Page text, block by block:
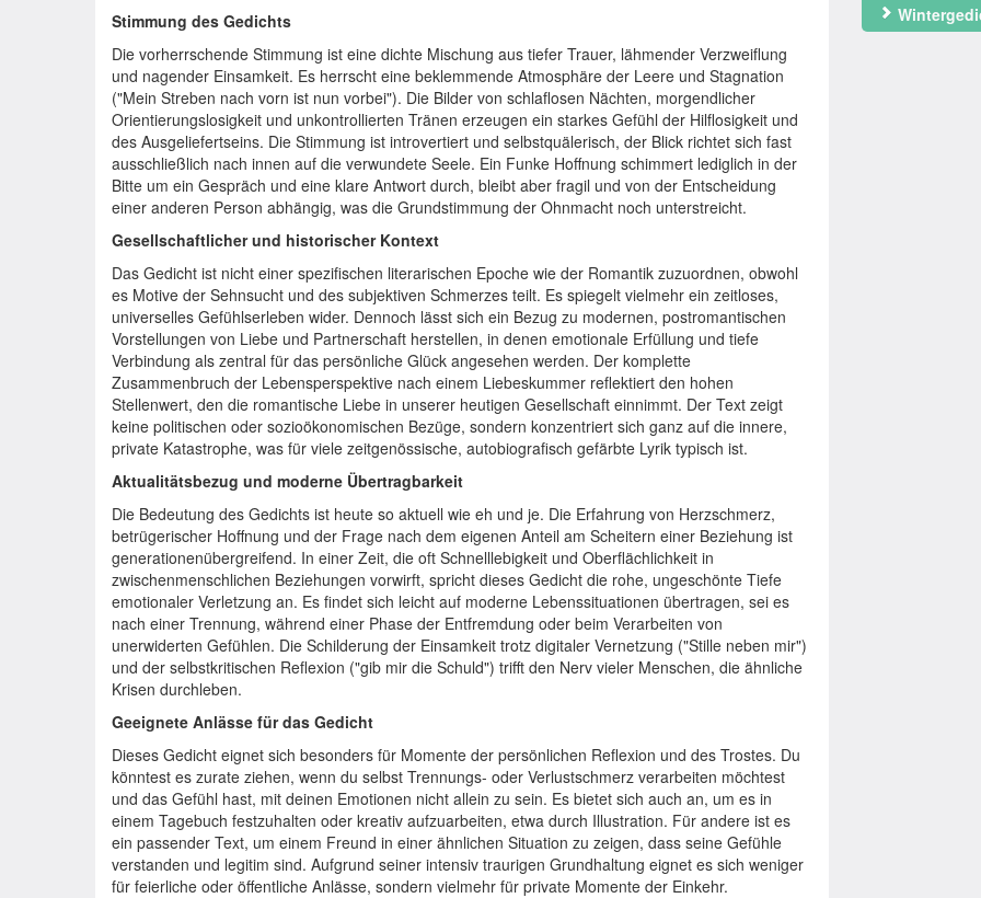
Stimmung des Gedichts
Die vorherrschende Stimmung ist eine dichte Mischung aus tiefer Trauer, lähmender Verzweiflung
und nagender Einsamkeit. Es herrscht eine beklemmende Atmosphäre der Leere und Stagnation
("Mein Streben nach vorn ist nun vorbei"). Die Bilder von schlaflosen Nächten, morgendlicher
Orientierungslosigkeit und unkontrollierten Tränen erzeugen ein starkes Gefühl der Hilflosigkeit und
des Ausgeliefertseins. Die Stimmung ist introvertiert und selbstquälerisch, der Blick richtet sich fast
ausschließlich nach innen auf die verwundete Seele. Ein Funke Hoffnung schimmert lediglich in der
Bitte um ein Gespräch und eine klare Antwort durch, bleibt aber fragil und von der Entscheidung
einer anderen Person abhängig, was die Grundstimmung der Ohnmacht noch unterstreicht.
Gesellschaftlicher und historischer Kontext
Das Gedicht ist nicht einer spezifischen literarischen Epoche wie der Romantik zuzuordnen, obwohl
es Motive der Sehnsucht und des subjektiven Schmerzes teilt. Es spiegelt vielmehr ein zeitloses,
universelles Gefühlserleben wider. Dennoch lässt sich ein Bezug zu modernen, postromantischen
Vorstellungen von Liebe und Partnerschaft herstellen, in denen emotionale Erfüllung und tiefe
Verbindung als zentral für das persönliche Glück angesehen werden. Der komplette
Zusammenbruch der Lebensperspektive nach einem Liebeskummer reflektiert den hohen
Stellenwert, den die romantische Liebe in unserer heutigen Gesellschaft einnimmt. Der Text zeigt
keine politischen oder sozioökonomischen Bezüge, sondern konzentriert sich ganz auf die innere,
private Katastrophe, was für viele zeitgenössische, autobiografisch gefärbte Lyrik typisch ist.
Aktualitätsbezug und moderne Übertragbarkeit
Die Bedeutung des Gedichts ist heute so aktuell wie eh und je. Die Erfahrung von Herzschmerz,
betrügerischer Hoffnung und der Frage nach dem eigenen Anteil am Scheitern einer Beziehung ist
generationenübergreifend. In einer Zeit, die oft Schnelllebigkeit und Oberflächlichkeit in
zwischenmenschlichen Beziehungen vorwirft, spricht dieses Gedicht die rohe, ungeschönte Tiefe
emotionaler Verletzung an. Es findet sich leicht auf moderne Lebenssituationen übertragen, sei es
nach einer Trennung, während einer Phase der Entfremdung oder beim Verarbeiten von
unerwiderten Gefühlen. Die Schilderung der Einsamkeit trotz digitaler Vernetzung ("Stille neben mir")
und der selbstkritischen Reflexion ("gib mir die Schuld") trifft den Nerv vieler Menschen, die ähnliche
Krisen durchleben.
Geeignete Anlässe für das Gedicht
Dieses Gedicht eignet sich besonders für Momente der persönlichen Reflexion und des Trostes. Du
könntest es zurate ziehen, wenn du selbst Trennungs- oder Verlustschmerz verarbeiten möchtest
und das Gefühl hast, mit deinen Emotionen nicht allein zu sein. Es bietet sich auch an, um es in
einem Tagebuch festzuhalten oder kreativ aufzuarbeiten, etwa durch Illustration. Für andere ist es
ein passender Text, um einem Freund in einer ähnlichen Situation zu zeigen, dass seine Gefühle
verstanden und legitim sind. Aufgrund seiner intensiv traurigen Grundhaltung eignet es sich weniger
für feierliche oder öffentliche Anlässe, sondern vielmehr für private Momente der Einkehr.